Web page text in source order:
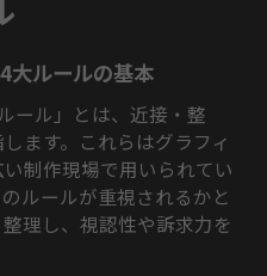
大ルールの基本
ール」とは、近接・整
ます。これらはグラフィ
制作現場で用いられてい
ルールが重視されるかと
理し、視認性や訴求力を